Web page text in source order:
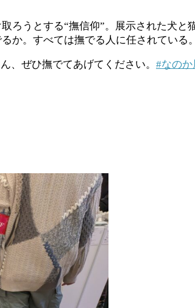
ろうとする“撫信仰”。展示された犬
か。すべては撫でる人に任されている。
、ぜひ撫でてあげてください。 #なのか